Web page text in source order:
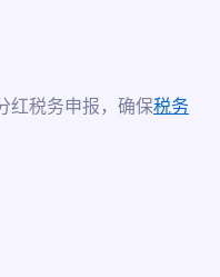
红税务申报，确保税务